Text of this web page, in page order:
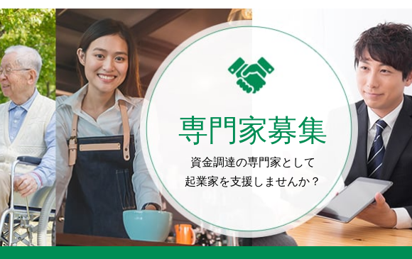
専門家募集
資金調達の専門家として
起業家を支援しませんか？